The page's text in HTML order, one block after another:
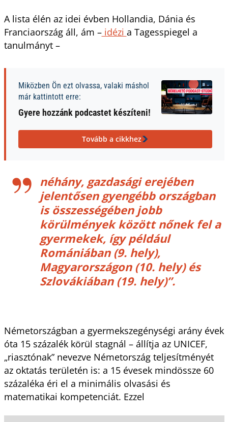
A lista élén az idei évben Hollandia, Dánia és
Franciaország áll, ám –idézi a Tagesspiegel a
tanulmányt –
Miközben Ön ezt olvassa, valaki máshol
már kattintott erre:
Gyere hozzánk podcastet készíteni!
Tovább a cikkhez
néhány, gazdasági erejében
jelentősen gyengébb országban
is összességében jobb
körülmények között nőnek fel a
gyermekek, így például
Romániában (9. hely),
Magyarországon (10. hely) és
Szlovákiában (19. hely)”.
Németországban a gyermekszegénységi arány évek
óta 15 százalék körül stagnál – állítja az UNICEF,
„riasztónak” nevezve Németország teljesítményét
az oktatás területén is: a 15 évesek mindössze 60
százaléka éri el a minimális olvasási és
matematikai kompetenciát. Ezzel